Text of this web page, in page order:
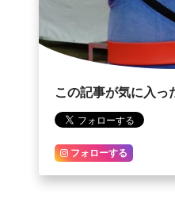
この記事が気に入っ
フォローする